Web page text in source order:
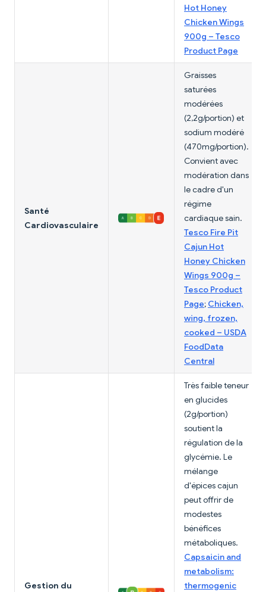
Hot Honey
Chicken Wings
900g – Tesco
Product Page
Santé
Cardiovasculaire
Graisses
saturées
modérées
(2,2g/portion) et
sodium modéré
(470mg/portion).
Convient avec
modération dans
le cadre d'un
régime
cardiaque sain.
Tesco Fire Pit
Cajun Hot
Honey Chicken
Wings 900g –
Tesco Product
Page; Chicken,
wing, frozen,
cooked – USDA
FoodData
Central
Gestion du
Très faible teneur
en glucides
(2g/portion)
soutient la
régulation de la
glycémie. Le
mélange
d'épices cajun
peut offrir de
modestes
bénéfices
métaboliques.
Capsaicin and
metabolism:
thermogenic